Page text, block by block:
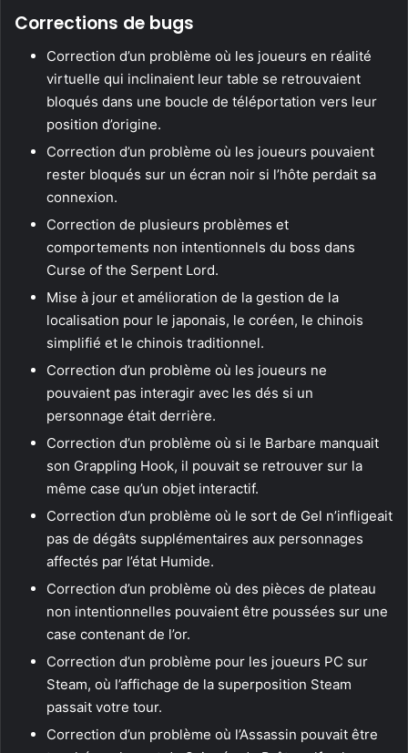
Corrections de bugs
Correction d’un problème où les joueurs en réalité
virtuelle qui inclinaient leur table se retrouvaient
bloqués dans une boucle de téléportation vers leur
position d’origine.
Correction d’un problème où les joueurs pouvaient
rester bloqués sur un écran noir si l’hôte perdait sa
connexion.
Correction de plusieurs problèmes et
comportements non intentionnels du boss dans
Curse of the Serpent Lord.
Mise à jour et amélioration de la gestion de la
localisation pour le japonais, le coréen, le chinois
simplifié et le chinois traditionnel.
Correction d’un problème où les joueurs ne
pouvaient pas interagir avec les dés si un
personnage était derrière.
Correction d’un problème où si le Barbare manquait
son Grappling Hook, il pouvait se retrouver sur la
même case qu’un objet interactif.
Correction d’un problème où le sort de Gel n’infligeait
pas de dégâts supplémentaires aux personnages
affectés par l’état Humide.
Correction d’un problème où des pièces de plateau
non intentionnelles pouvaient être poussées sur une
case contenant de l’or.
Correction d’un problème pour les joueurs PC sur
Steam, où l’affichage de la superposition Steam
passait votre tour.
Correction d’un problème où l’Assassin pouvait être